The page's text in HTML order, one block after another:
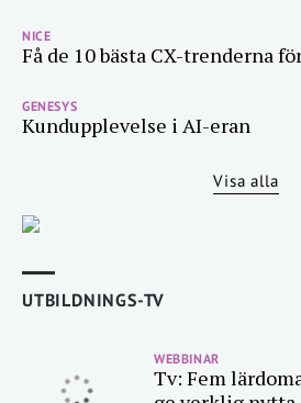
NICE
Få de 10 bästa CX-trenderna
GENESYS
Kundupplevelse i AI-eran
Visa alla
UTBILDNINGS-TV
WEBBINAR
Tv: Fem